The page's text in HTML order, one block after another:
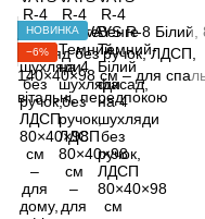
НОВИНКА
−6%